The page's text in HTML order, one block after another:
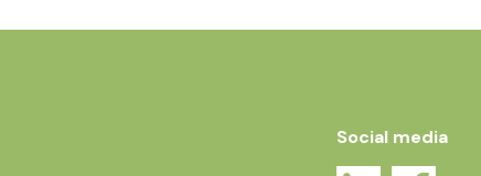
Social media